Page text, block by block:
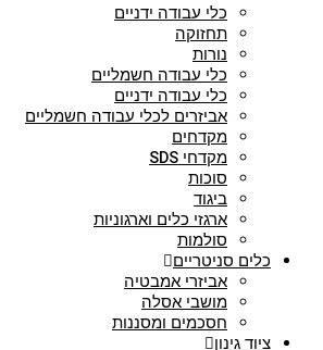
כלי עבודה ידניים
תחזוקה
נורות
כלי עבודה חשמליים
כלי עבודה ידניים
אביזרים לכלי עבודה חשמליים
מקדחים
מקדחי SDS
סוכות
ביגוד
ארגזי כלים וארגוניות
סולמות
כלים סניטריים
אביזרי אמבטיה
מושבי אסלה
חסכמים ומסננות
ציוד גינון